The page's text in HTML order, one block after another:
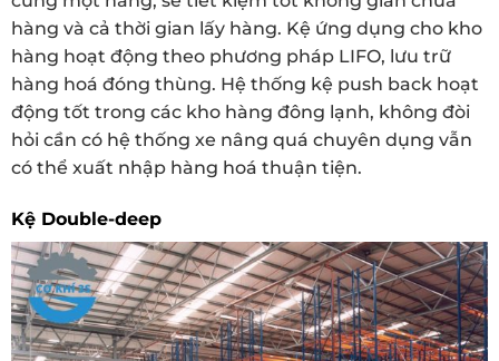
hàng và cả thời gian lấy hàng. Kệ ứng dụng cho kho
hàng hoạt động theo phương pháp LIFO, lưu trữ
hàng hoá đóng thùng. Hệ thống kệ push back hoạt
động tốt trong các kho hàng đông lạnh, không đòi
hỏi cần có hệ thống xe nâng quá chuyên dụng vẫn
có thể xuất nhập hàng hoá thuận tiện.
Kệ Double-deep